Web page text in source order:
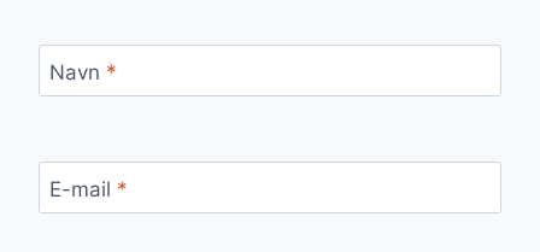
Navn *
E-mail *